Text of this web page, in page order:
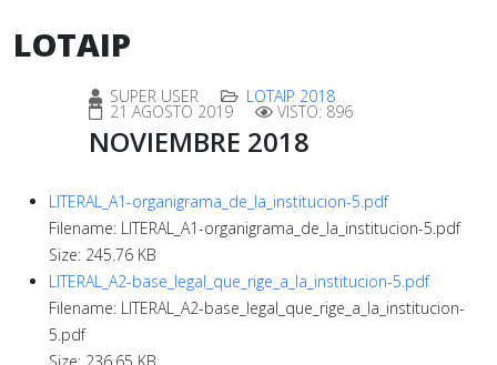
LOTAIP
SUPER USER LOTAIP 2018
21 AGOSTO 2019 VISTO: 896
NOVIEMBRE 2018
LITERAL_A1-organigrama_de_la_institucion-5.pdf
Filename: LITERAL_A1-organigrama_de_la_institucion-5.pdf
Size: 245.76 KB
LITERAL_A2-base_legal_que_rige_a_la_institucion-5.pdf
Filename: LITERAL_A2-base_legal_que_rige_a_la_institucion-
5.pdf